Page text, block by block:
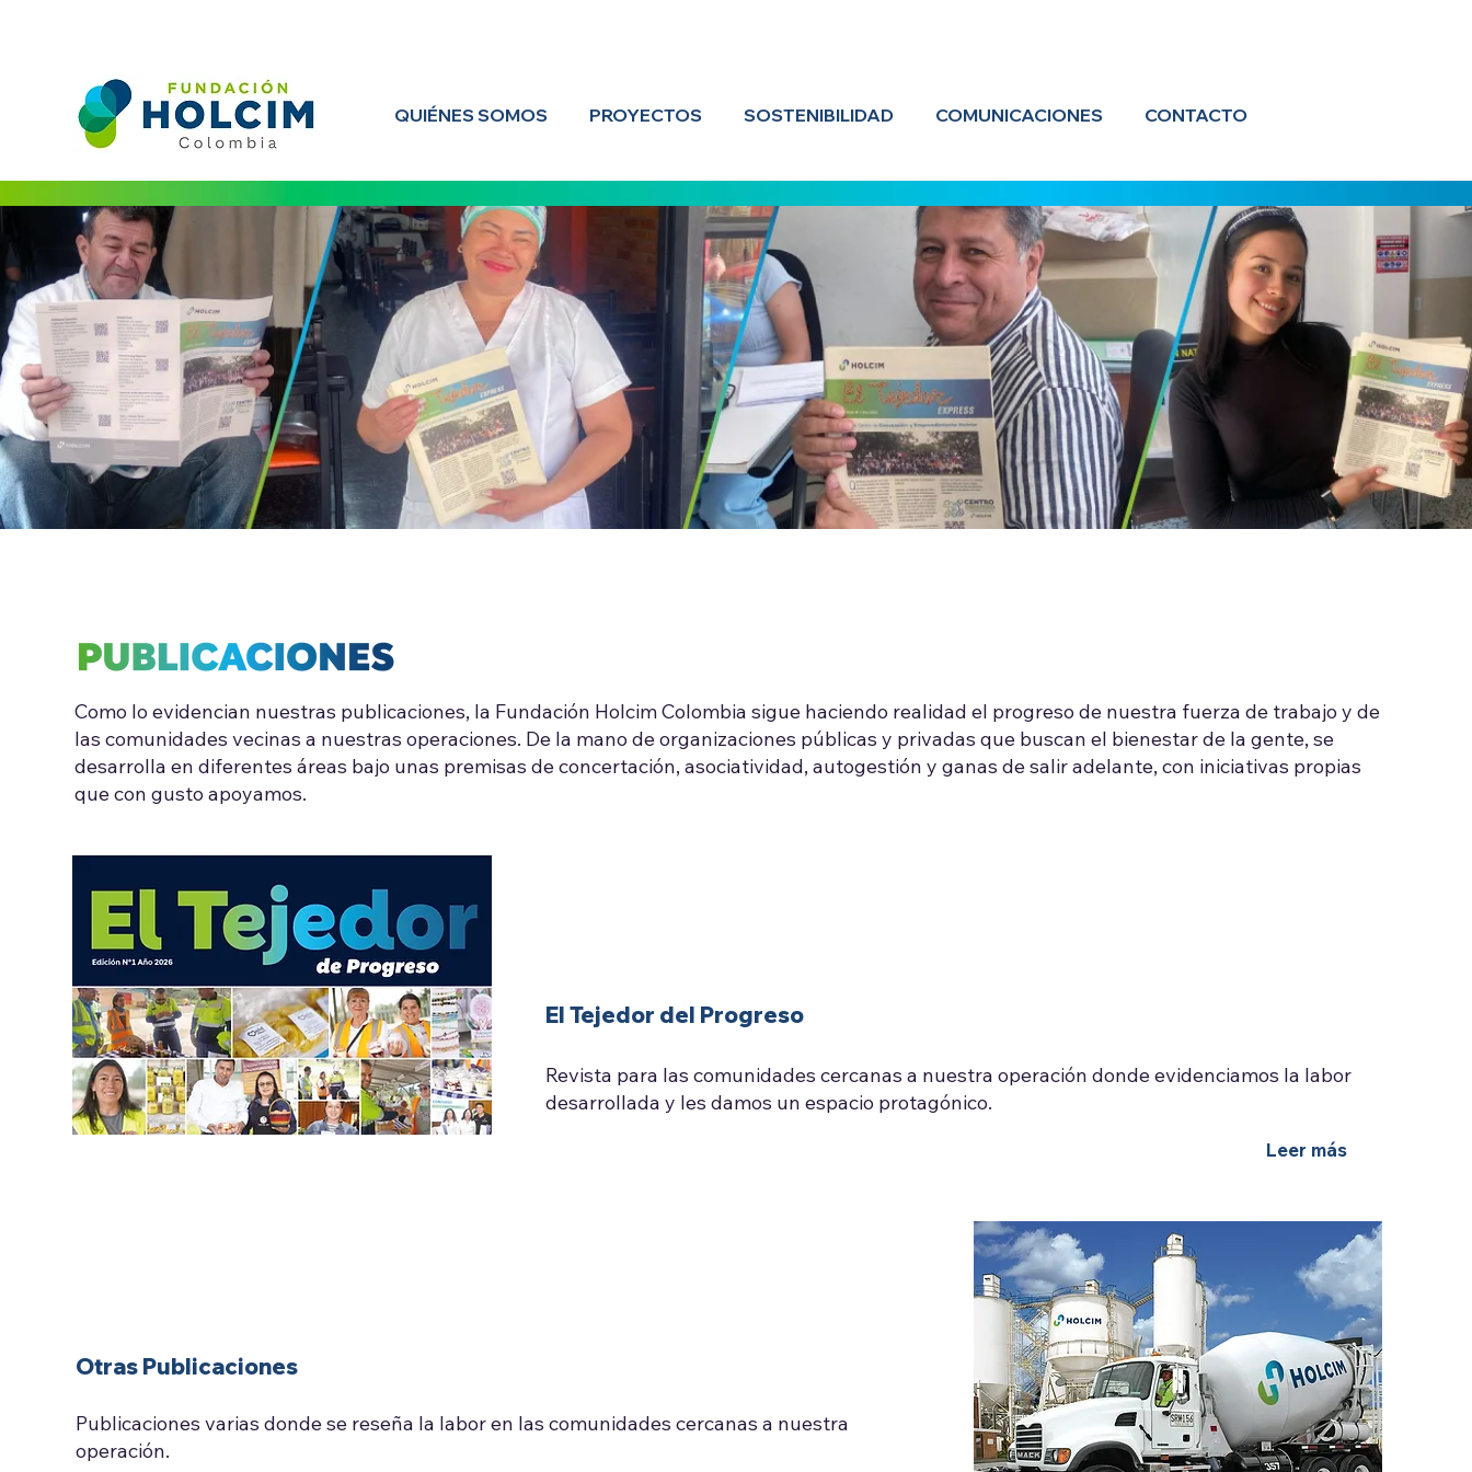
QUIÉNES SOMOS PROYECTOS SOSTENIBILIDAD COMUNICACIONES CONTACTO
Como lo evidencian nuestras publicaciones, la Fundación Holcim Colombia sigue haciendo realidad el progreso de nuestra fuerza de trabajo y de
las comunidades vecinas a nuestras operaciones. De la mano de organizaciones públicas y privadas que buscan el bienestar de la gente, se
desarrolla en diferentes áreas bajo unas premisas de concertación, asociatividad, autogestión y ganas de salir adelante, con iniciativas propias
que con gusto apoyamos.
El Tejedor del Progreso
Revista para las comunidades cercanas a nuestra operación donde evidenciamos la labor
desarrollada y les damos un espacio protagónico.
Leer más
Otras Publicaciones
Publicaciones varias donde se reseña la labor en las comunidades cercanas a nuestra
operación.